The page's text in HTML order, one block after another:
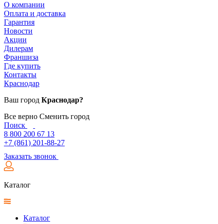
О компании
Оплата и доставка
Гарантия
Новости
Акции
Дилерам
Франшиза
Где купить
Контакты
Краснодар
Ваш город Краснодар?
Все верно Сменить город
Поиск
8 800 200 67 13
+7 (861) 201-88-27
Заказать звонок
Каталог
Каталог